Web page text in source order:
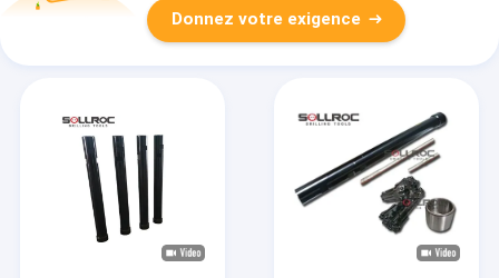
Donnez votre exigence